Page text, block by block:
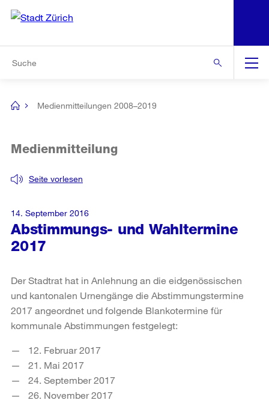
Navigation
[no
Medienmitteilungen 2008–2019
Abstimmungs- und Wahltermine
2017
Seite vorlesen
Medienmitteilung
14. September 2016
Der Stadtrat hat in Anlehnung an die eidgenössischen
und kantonalen Urnengänge die Abstimmungstermine
2017 angeordnet und folgende Blankotermine für
kommunale Abstimmungen festgelegt:
12. Februar 2017
21. Mai 2017
24. September 2017
26. November 2017